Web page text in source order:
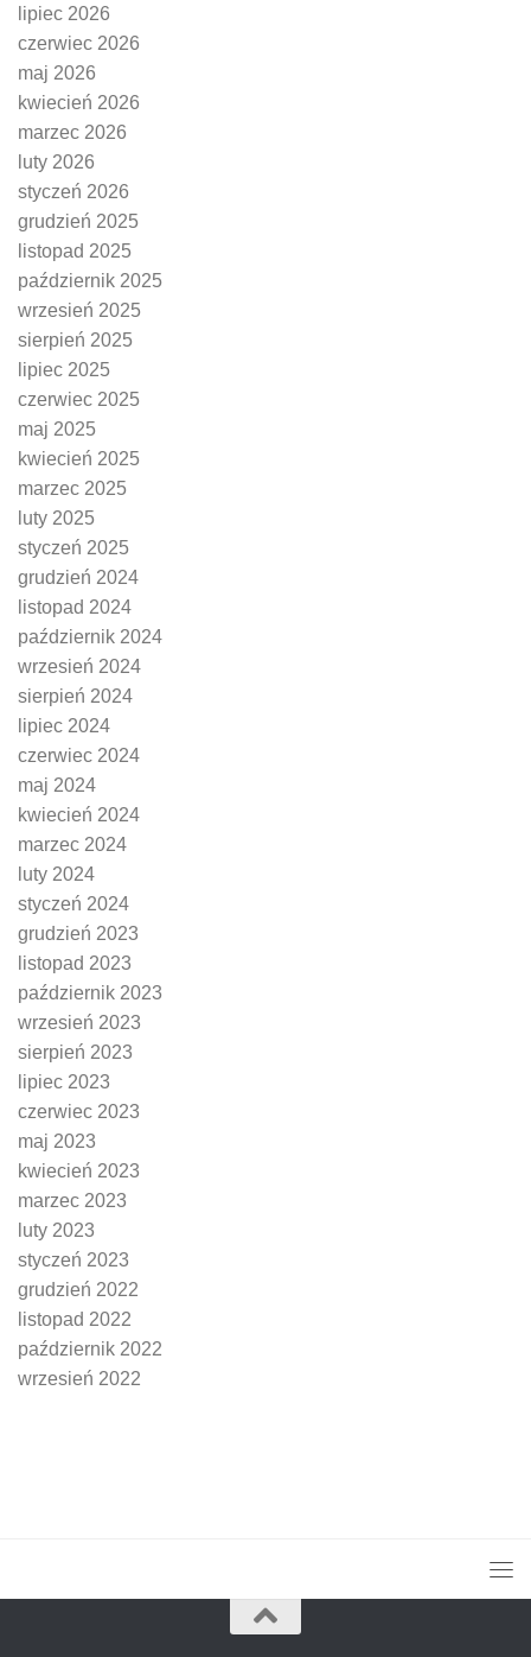
lipiec 2026
czerwiec 2026
maj 2026
kwiecień 2026
marzec 2026
luty 2026
styczeń 2026
grudzień 2025
listopad 2025
październik 2025
wrzesień 2025
sierpień 2025
lipiec 2025
czerwiec 2025
maj 2025
kwiecień 2025
marzec 2025
luty 2025
styczeń 2025
grudzień 2024
listopad 2024
październik 2024
wrzesień 2024
sierpień 2024
lipiec 2024
czerwiec 2024
maj 2024
kwiecień 2024
marzec 2024
luty 2024
styczeń 2024
grudzień 2023
listopad 2023
październik 2023
wrzesień 2023
sierpień 2023
lipiec 2023
czerwiec 2023
maj 2023
kwiecień 2023
marzec 2023
luty 2023
styczeń 2023
grudzień 2022
listopad 2022
październik 2022
wrzesień 2022